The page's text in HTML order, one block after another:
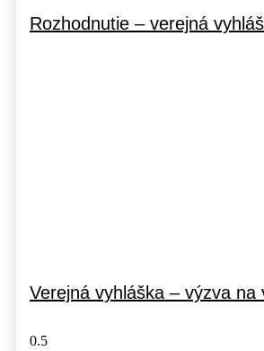
Rozhodnutie – verejná
Verejná vyhláška – výzva na